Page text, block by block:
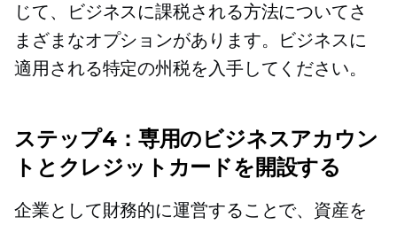
じて、ビジネスに課税される方法についてさ
まざまなオプションがあります。ビジネスに
適用される特定の州税を入手してください。
ステップ4：専用のビジネスアカウン
トとクレジットカードを開設する
企業として財務的に運営することで、資産を